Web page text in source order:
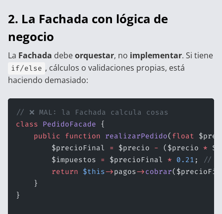
2. La Fachada con lógica de
negocio
La Fachada debeorquestar, no implementar. Si tiene
if/else , cálculos o validaciones propias, está
haciendo demasiado:
// ❌ MAL: la Fachada calcula cosas
class PedidoFacade {
    public
function realizarPedido( float
        $precioFinal
= $precio - ($precio *
        $impuestos
= $precioFinal * 0.21 ;
// ←
        return
$this->pagos->cobrar
    }
}